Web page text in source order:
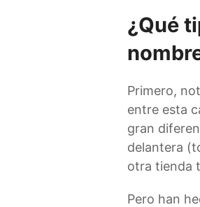
¿Qué
Primero,
entre esta
gran
delantera
otra tienda
Pero han